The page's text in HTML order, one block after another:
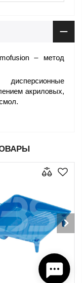
– метод
дисперсионные
акриловых,